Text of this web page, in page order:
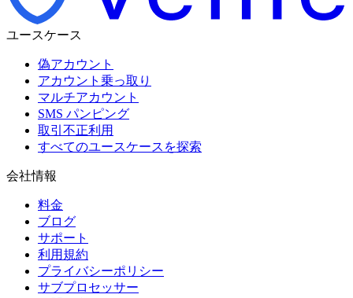
ユースケース
偽アカウント
アカウント乗っ取り
マルチアカウント
SMS パンピング
取引不正利用
すべてのユースケースを探索
会社情報
料金
ブログ
サポート
利用規約
プライバシーポリシー
サブプロセッサー